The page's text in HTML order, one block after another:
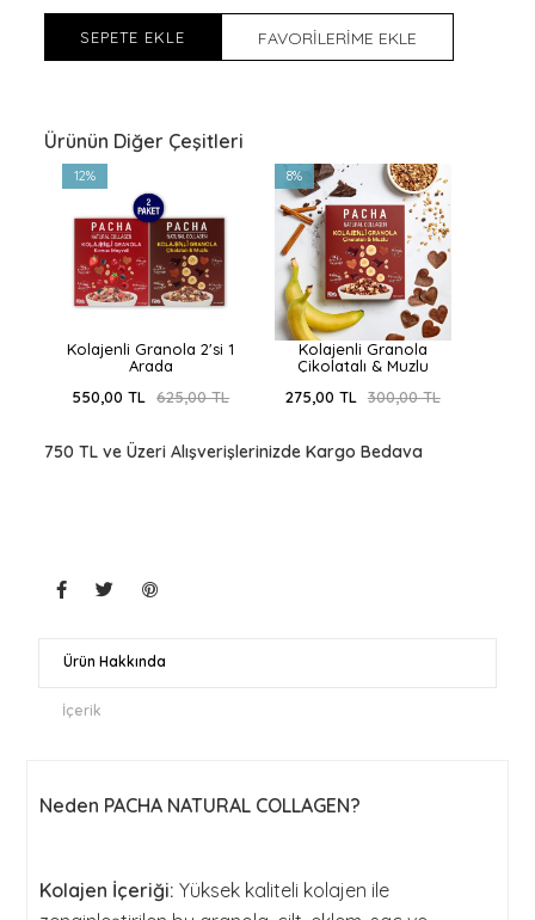
SEPETE EKLE FAVORİLERİME EKLE
Ürünün Diğer Çeşitleri
12%
Kolajenli Granola 2'si 1
Arada
550,00 TL
625,00 TL
8%
Kolajenli Granola
Çikolatalı & Muzlu
275,00 TL
300,00 TL
750 TL ve Üzeri Alışverişlerinizde Kargo Bedava
Ürün Hakkında
İçerik
Neden PACHA NATURAL COLLAGEN?
Kolajen İçeriği: Yüksek kaliteli kolajen ile